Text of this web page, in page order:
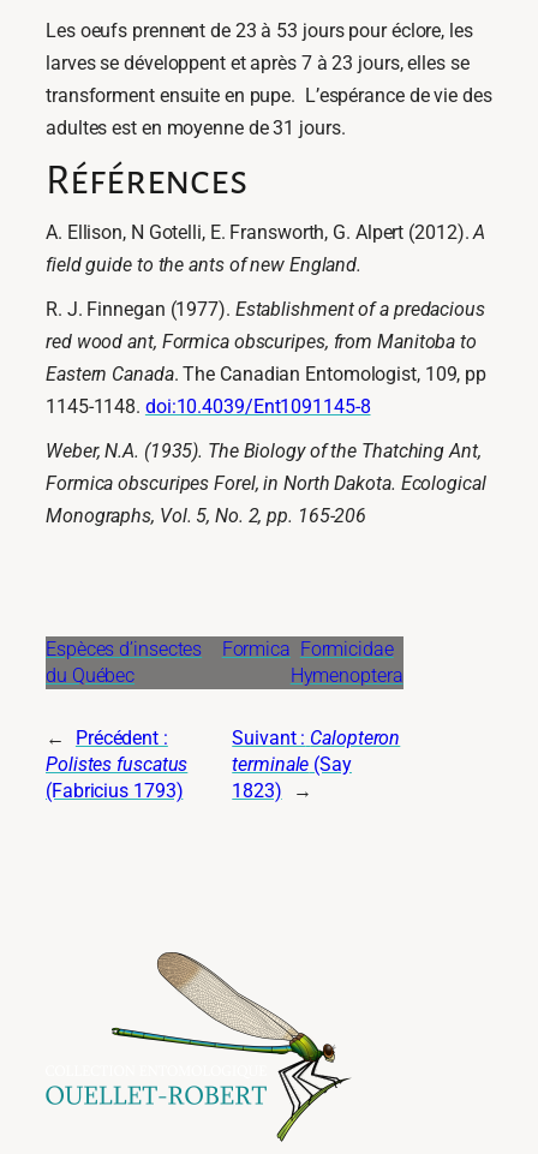
Les oeufs prennent de 23 à 53 jours pour éclore, les
larves se développent et après 7 à 23 jours, elles se
transforment ensuite en pupe. L’espérance de vie des
adultes est en moyenne de 31 jours.
Références
A. Ellison, N Gotelli, E. Fransworth, G. Alpert (2012).A
field guide to the ants of new England.
R. J. Finnegan (1977). Establishment of a predacious
red wood ant, Formica obscuripes, from Manitoba to
Eastern Canada. The Canadian Entomologist, 109, pp
1145-1148. doi:10.4039/Ent1091145-8
Weber, N.A. (1935). The Biology of the Thatching Ant,
Formica obscuripes Forel, in North Dakota. Ecological
Monographs, Vol. 5, No. 2, pp. 165-206
Espèces d’insectes
du Québec
Formica Formicidae
Hymenoptera
←
Précédent :
Polistes fuscatus
(Fabricius 1793)
Suivant : Calopteron
terminale (Say
1823)
→